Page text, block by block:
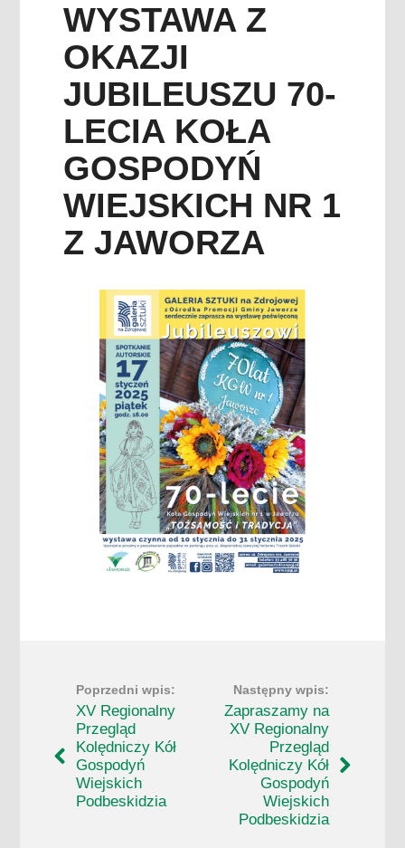
WYSTAWA Z
OKAZJI
JUBILEUSZU 70-
LECIA KOŁA
GOSPODYŃ
WIEJSKICH NR 1
Z JAWORZA
XV Regionalny
Przegląd
Kolędniczy Kół
Gospodyń
Wiejskich
Podbeskidzia
Zapraszamy na
XV Regionalny
Przegląd
Kolędniczy Kół
Gospodyń
Wiejskich
Podbeskidzia